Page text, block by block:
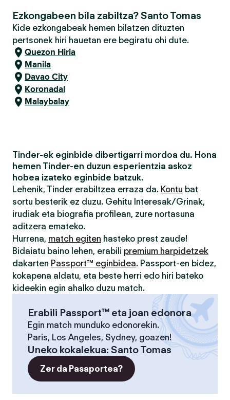
Ezkongabeen bila zabiltza? Santo Tomas
Kide ezkongabeak hemen bilatzen dituzten
pertsonek hiri hauetan ere begiratu ohi dute.
Quezon Hiria
Manila
Davao City
Koronadal
Malaybalay
Tinder-ek eginbide dibertigarri mordoa du. Hona
hemen Tinder-en duzun esperientzia askoz
hobea izateko eginbide batzuk.
Lehenik, Tinder erabiltzea erraza da. Kontu bat
sortu besterik ez duzu. Gehitu Interesak/Grinak,
irudiak eta biografia profilean, zure nortasuna
aditzera emateko.
Hurrena, match egiten hasteko prest zaude!
Bidaiatu baino lehen, erabili premium harpidetzek
dakarten Passport™ eginbidea. Passport-en bidez,
kokapena aldatu, eta beste herri edo hiri bateko
kideekin egin ahalko duzu match.
Erabili Passport™ eta joan edonora
Egin match munduko edonorekin.
Paris, Los Angeles, Sydney, goazen!
Uneko kokalekua: Santo Tomas
Zer da Pasaportea?